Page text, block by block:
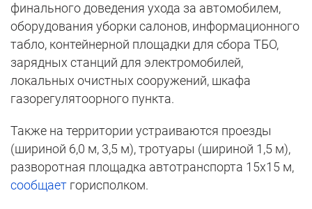
финального доведения ухода за автомобилем,
оборудования уборки салонов, информационного
табло, контейнерной площадки для сбора ТБО,
зарядных станций для электромобилей,
локальных очистных сооружений, шкафа
газорегулятоорного пункта.
Также на территории устраиваются проезды
(шириной 6,0 м, 3,5 м), тротуары (шириной 1,5 м),
разворотная площадка автотранспорта 15х15 м,
сообщает горисполком.